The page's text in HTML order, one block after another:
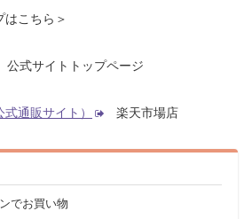
はこちら＞
公式サイトトップページ
通販サイト） 楽天市場店
でお買い物